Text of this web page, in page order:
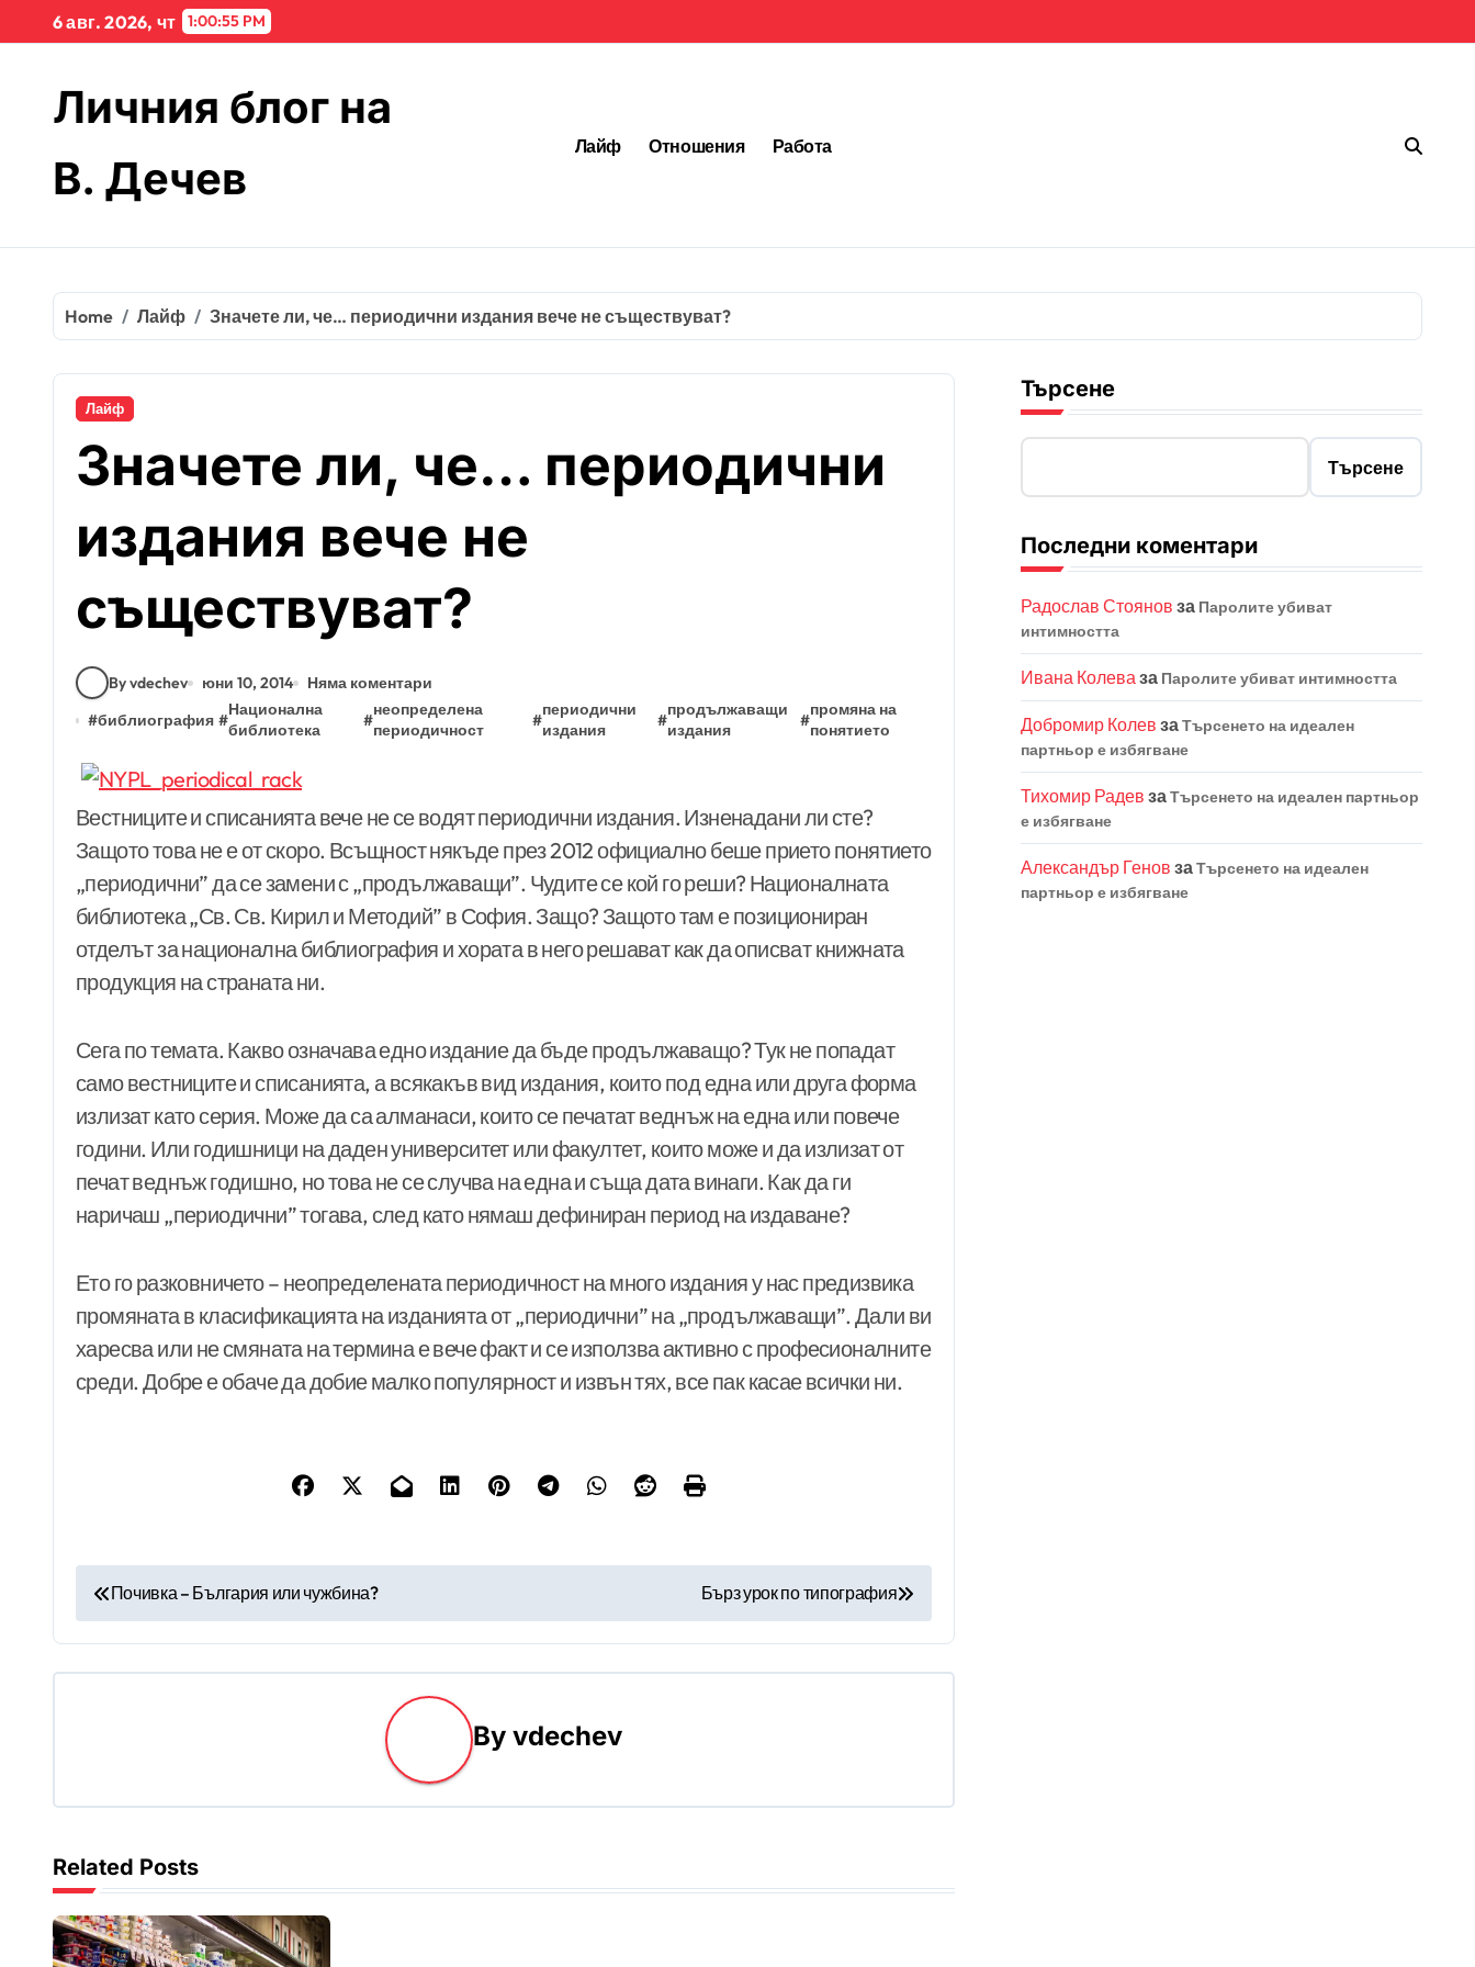
6 авг. 2026, чт 1:00:55 PM
Личния блог на
В. Дечев
Лайф Отношения Работа
Home Лайф Значете ли, че… периодични издания вече не съществуват?
Лайф
Значете ли, че… периодични
издания вече не
съществуват?
By vdechev юни 10, 2014
Няма коментари
#библиография #
Национална
библиотека
#
неопределена
периодичност
#
периодични
издания
#
продължаващи
издания
#
промяна на
понятието
Вестниците и списанията вече не се водят периодични издания. Изненадани ли сте?
Защото това не е от скоро. Всъщност някъде през 2012 официално беше прието понятието
„периодични” да се замени с „продължаващи”. Чудите се кой го реши? Националната
библиотека „Св. Св. Кирил и Методий” в София. Защо? Защото там е позициониран
отделът за национална библиография и хората в него решават как да описват книжната
продукция на страната ни.
Сега по темата. Какво означава едно издание да бъде продължаващо? Тук не попадат
само вестниците и списанията, а всякакъв вид издания, които под една или друга форма
излизат като серия. Може да са алманаси, които се печатат веднъж на една или повече
години. Или годишници на даден университет или факултет, които може и да излизат от
печат веднъж годишно, но това не се случва на една и съща дата винаги. Как да ги
наричаш „периодични” тогава, след като нямаш дефиниран период на издаване?
Ето го разковничето – неопределената периодичност на много издания у нас предизвика
промяната в класификацията на изданията от „периодични” на „продължаващи”. Дали ви
харесва или не смяната на термина е вече факт и се използва активно с професионалните
среди. Добре е обаче да добие малко популярност и извън тях, все пак касае всички ни.
Н
а
в
а
ц
и
я
Почивка – България или чужбина? Бърз урок по типография
By vdechev
Related Posts
Търсене
Търсене
Последни коментари
Радослав Стоянов за Паролите убиват
интимността
Ивана Колеваза Паролите убиват интимността
Добромир Колев заТърсенето на идеален
партньор е избягване
Тихомир Радев заТърсенето на идеален партньор
е избягване
Александър Генов заТърсенето на идеален
партньор е избягване